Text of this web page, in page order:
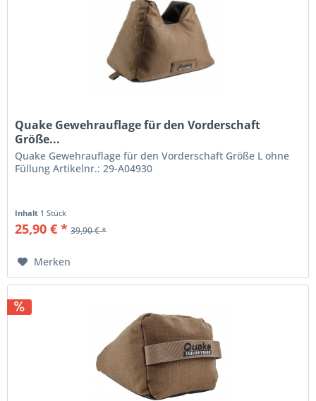
Quake Gewehrauflage für den Vorderschaft
Größe...
Quake Gewehrauflage für den Vorderschaft Größe L ohne
Füllung Artikelnr.: 29-A04930
Inhalt 1 Stück
25,90 € * 39,90 € *
Merken